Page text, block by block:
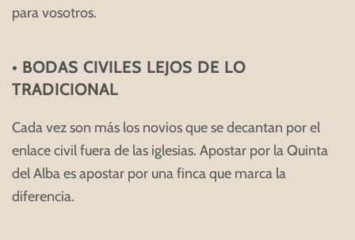
para vosotros.
• BODAS CIVILES LEJOS DE LO
TRADICIONAL
Cada vez son más los novios que se decantan por el
enlace civil fuera de las iglesias. Apostar por la Quinta
del Alba es apostar por una finca que marca la
diferencia.